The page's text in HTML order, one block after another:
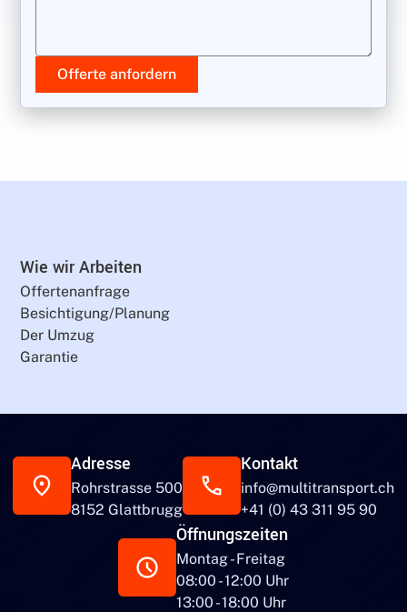
Offerte anfordern
Wie wir Arbeiten
Offertenanfrage
Besichtigung/Planung
Der Umzug
Garantie
Adresse
Rohrstrasse 500
8152 Glattbrugg
Kontakt
info@multitransport.ch
+41 (0) 43 311 95 90
Öffnungszeiten
Montag - Freitag
08:00 - 12:00 Uhr
13:00 - 18:00 Uhr